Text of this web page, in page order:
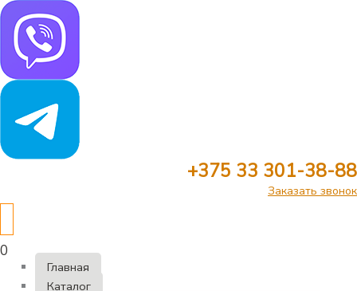
+375 33 301-38-88
Заказать звонок
0
Главная
Каталог